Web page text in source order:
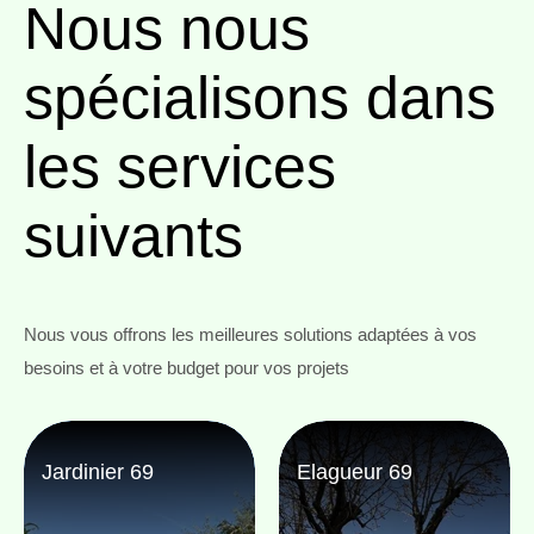
Nous nous
spécialisons dans
les services
suivants
Nous vous offrons les meilleures solutions adaptées à vos
besoins et à votre budget pour vos projets
Jardinier 69 Elagueur 69